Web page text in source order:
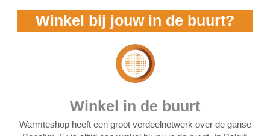
Winkel bij jouw in de buurt?
Winkel in de buurt
Warmteshop heeft een groot verdeelnetwerk over de ganse